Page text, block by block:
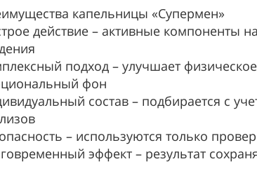
капельницы «Супермен»
действие – активные компоненты
подход – улучшает
фон
состав – подбирается с
– используются только
эффект – результат